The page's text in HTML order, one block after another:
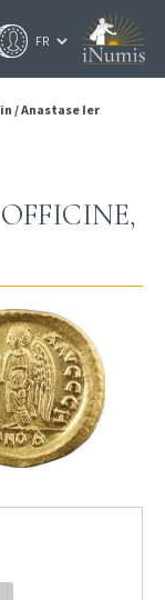
/Anastase Ier